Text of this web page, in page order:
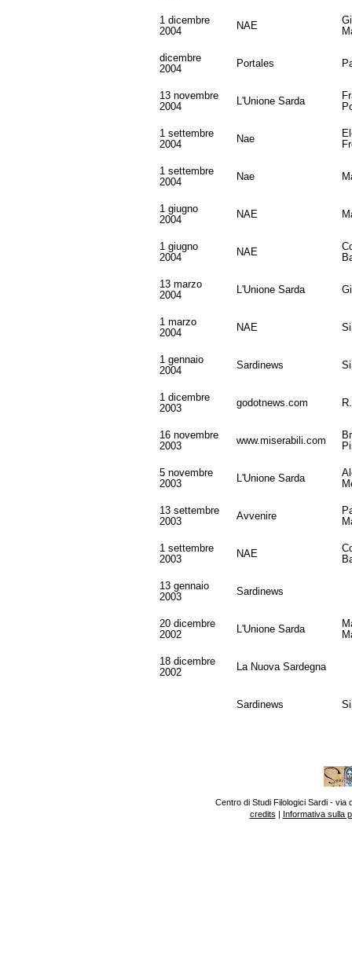
1 dicembre
2004
NAE
dicembre
2004
Portales
13 novembre
2004
L'Unione Sarda
1 settembre
2004
Nae
1 settembre
2004
Nae
1 giugno
2004
NAE
1 giugno
2004
NAE
13 marzo
2004
L'Unione Sarda
1 marzo
2004
NAE
1 gennaio
2004
Sardinews
1 dicembre
2003
godotnews.com
16 novembre
2003
www.miserabili.com
5 novembre
2003
L'Unione Sarda
13 settembre
2003
Avvenire
1 settembre
2003
NAE
13 gennaio
2003
Sardinews
20 dicembre
2002
L'Unione Sarda
18 dicembre
2002
La Nuova Sardegna
Sardinews
Centro di Studi Filologici Sardi - via
credits | Informativa sulla